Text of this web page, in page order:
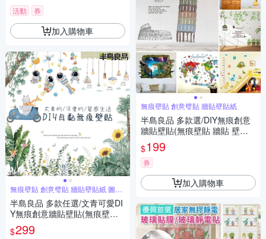
活動 券
加入購物車
無痕壁貼 創意璧貼 牆貼壁貼紙 圖案
豐富
半島良品 多款任選/文青可愛DI
Y無痕創意牆貼壁貼(無痕壁貼
牆貼 壁貼紙 創意璧貼)
$299
無痕壁貼 創意璧貼 牆貼壁貼紙
半島良品 多款選/DIY無痕創意
牆貼壁貼(無痕壁貼 牆貼 壁貼
紙 創意璧貼)
$199
券
加入購物車